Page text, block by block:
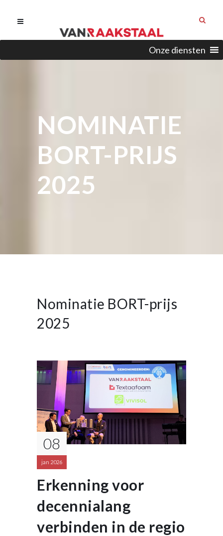
Onze diensten
NOMINATIE
BORT-PRIJS
2025
Nominatie BORT-prijs
2025
08
jan 2026
Erkenning voor
decennialang
verbinden in de regio